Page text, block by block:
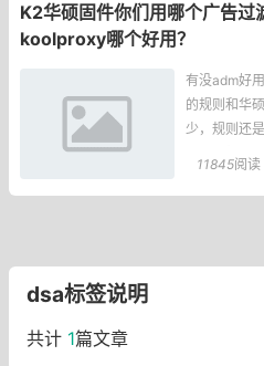
K2华硕固件你们用哪个广告
koolproxy哪个好用？
有没adm好
的规则和华
少，规则还
是很不想用
点效果也没
11845阅读
dsa标签说明
共计 1篇文章